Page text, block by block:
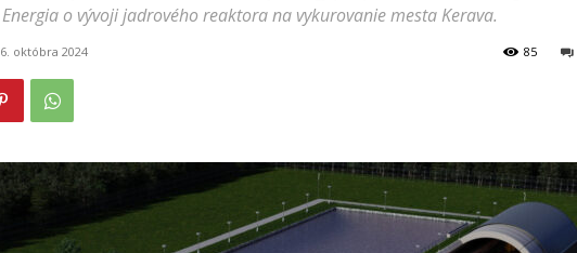
o vývoji jadrového reaktora na vykurovanie mesta Kerava.
októbra 2024 85